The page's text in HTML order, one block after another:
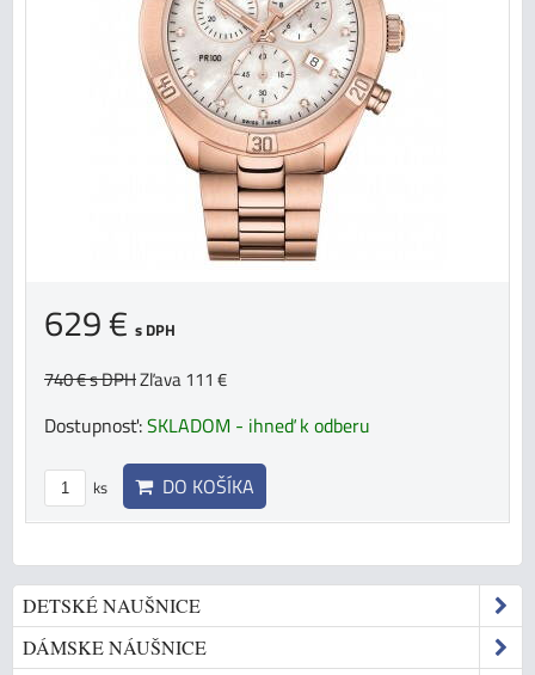
629 € s DPH
740 €s DPHZľava 111 €
Dostupnosť:SKLADOM - ihneď k odberu
ks DO KOŠÍKA
DETSKÉ NAUŠNICE
DÁMSKE NÁUŠNICE